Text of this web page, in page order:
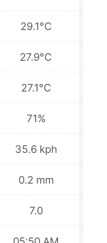
29.1°C
27.9°C
27.1°C
71%
35.6 kph
0.2 mm
7.0